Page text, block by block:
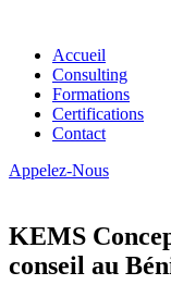
Accueil
Consulting
Formations
Certifications
Contact
Appelez-Nous
KEMS
conseil au